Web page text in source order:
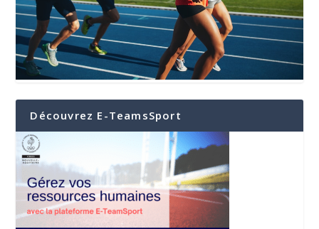
Découvrez E-TeamsSport